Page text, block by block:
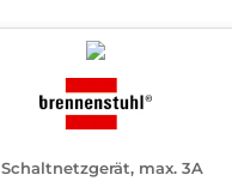
Schaltnetzgerät, max. 3A